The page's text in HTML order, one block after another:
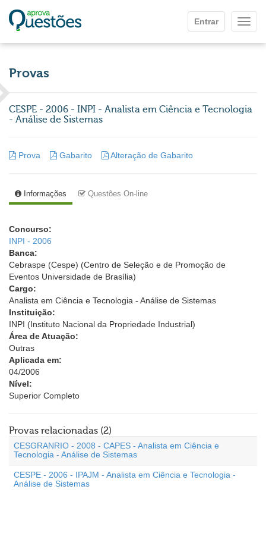
Entrar
Provas
CESPE - 2006 - INPI - Analista em Ciência e Tecnologia
- Análise de Sistemas
Prova Gabarito Alteração de Gabarito
Informações Questões On-line
Concurso:
INPI - 2006
Banca:
Cebraspe (Cespe) (Centro de Seleção e de Promoção de
Eventos Universidade de Brasília)
Cargo:
Analista em Ciência e Tecnologia - Análise de Sistemas
Instituição:
INPI (Instituto Nacional da Propriedade Industrial)
Área de Atuação:
Outras
Aplicada em:
04/2006
Nível:
Superior Completo
Provas relacionadas (2)
CESGRANRIO - 2008 - CAPES - Analista em Ciência e
Tecnologia - Análise de Sistemas
CESPE - 2006 - IPAJM - Analista em Ciência e Tecnologia -
Análise de Sistemas